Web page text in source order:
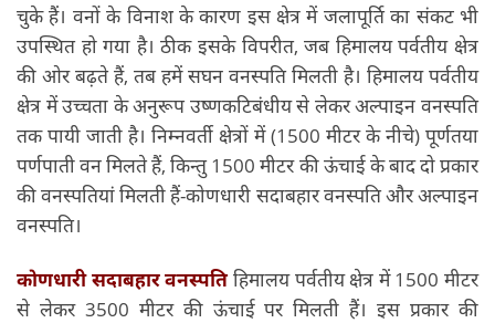
चुके हैं। वनों के विनाश के कारण इस क्षेत्र में जलापूर्ति का संकट भी
उपस्थित हो गया है। ठीक इसके विपरीत, जब हिमालय पर्वतीय क्षेत्र
की ओर बढ़ते हैं, तब हमें सघन वनस्पति मिलती है। हिमालय पर्वतीय
क्षेत्र में उच्चता के अनुरूप उष्णकटिबंधीय से लेकर अल्पाइन वनस्पति
तक पायी जाती है। निम्नवर्ती क्षेत्रों में (1500 मीटर के नीचे) पूर्णतया
पर्णपाती वन मिलते हैं, किन्तु 1500 मीटर की ऊंचाई के बाद दो प्रकार
की वनस्पतियां मिलती हैं-कोणधारी सदाबहार वनस्पति और अल्पाइन
वनस्पति।
कोणधारी सदाबहार वनस्पतिहिमालय पर्वतीय क्षेत्र में 1500 मीटर
से लेकर 3500 मीटर की ऊंचाई पर मिलती हैं। इस प्रकार की